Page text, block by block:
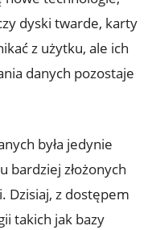
⁣dyski⁤ twarde, karty⁢
z ⁣użytku, ale ⁣ich
danych ⁢pozostaje
była jedynie
bardziej ⁤złożonych
Dzisiaj, z⁢ dostępem
takich jak bazy